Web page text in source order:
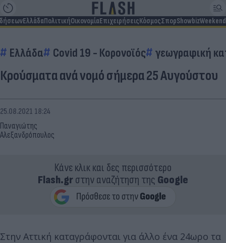
ΕλλάδαΠολιτικήΟικονομίαΕπιχειρήσειςΚόσμοςΣπορShowbizWeekend
Ελλάδα Covid 19 - Κορονοϊός γεωγραφική
Κρούσματα ανά νομό σήμερα 25 Αυγούστου
Παναγιώτης
Αλεξανδρόπουλος
25.08.2021 18:24
Κάνε κλικ και δες περισσότερο
Flash.grστην αναζήτηση της Google
Στην Αττική καταγράφονται για άλλο ένα 24ωρο τα